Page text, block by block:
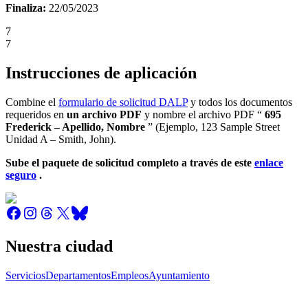
Finaliza: 22/05/2023
7
7
Instrucciones de aplicación
Combine el formulario de solicitud DALPy todos los documentos
requeridos en un archivo PDF y nombre el archivo PDF “ 695
Frederick – Apellido, Nombre ” (Ejemplo, 123 Sample Street
Unidad A – Smith, John).
Sube el paquete de solicitud completo a través de este enlace
seguro .
Nuestra ciudad
ServiciosDepartamentosEmpleosAyuntamiento